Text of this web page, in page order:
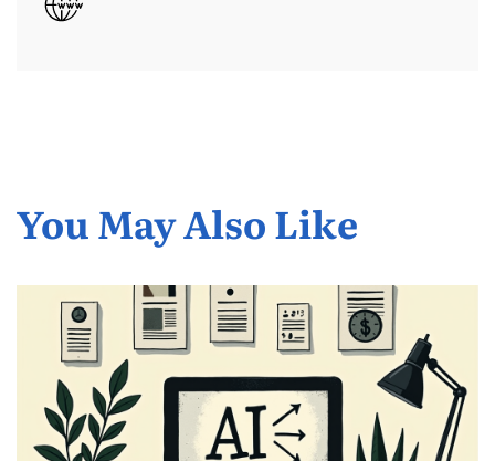
You May Also Like